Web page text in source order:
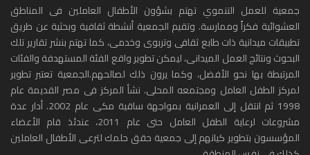
جمعية للعمل التنموي تهتم بشؤون الأطفال العاملين فى المناطق
العشوائية فكراً وممارسة. وتقيم الجمعية أنشطة ثقافية وبحثية عن طريق
تطبيقات ميدانية ذات طابع ثقافى وتربوى وخدمى، كما تهتم بنشر تقارير تلك
البحوث ونتائج العمل الميدانى، ليمكن تطوير واقع الفئة المستهدفة والفئات
المرتبطة بها نحو الأفضل، وكما يرون ذلك لصالحهم.الجمعية تعتبر تطوير
لمركز الطفل العامل ومجتمعه المحلى. نشأ المركز فى مصر القديمة عام
1998 ثم انتقل إلى العمرانية بمواجهة ساقية مكى عام 2002. أدار عدة
مشروعات لرعاية الطفل العامل حتى عام 2011، عندئذ قام الأعضاء
المؤسسون بتطوير كيانهم إلى جمعية حقق حلمك لترعى الأطفال العاملين